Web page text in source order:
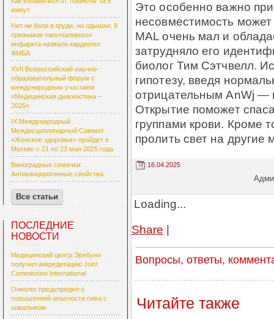
минут
Нет ни боли в груди, ни одышки: 8
признаков «молчаливого»
инфаркта назвала кардиолог
ФМБА
XVII Всероссийский научно-
образовательный форум с
международным участием
«Медицинская диагностика –
2025»
IX Международный
Междисциплинарный Саммит
«Женское здоровье» пройдет в
Москве с 21 по 23 мая 2025 года
Виноградные семечки:
Антиканцерогенные свойства
Все статьи
ПОСЛЕДНИЕ
НОВОСТИ
Медицинский центр Эребуни
получил аккредитацию Joint
Commission International
Онколог предупредил о
повышенной опасности пива с
шашлыком
Это особенно важно
несовместимость
MAL очень мал и
затрудняло его
биолог Тим Сэтчвелл.
гипотезу, введя
отрицательным AnWj —
Открытие поможет
группами крови. Кроме
пролить свет на другие
16.04.2025
Loading...
Share |
Вопросы, ответы,
Читайте также